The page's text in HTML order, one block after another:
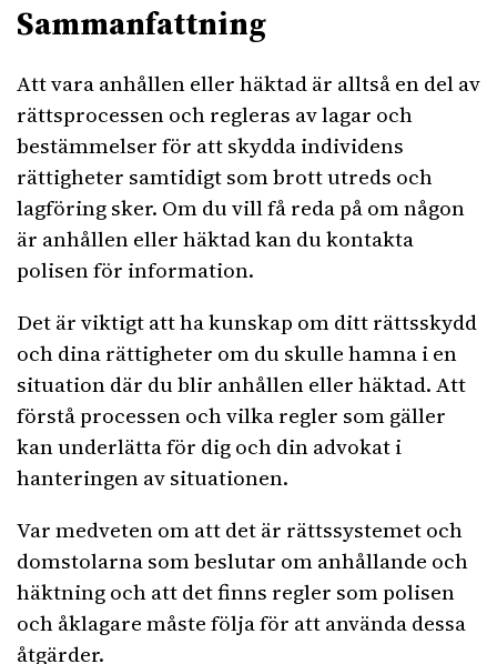
Sammanfattning
Att vara anhållen eller häktad är alltså en del av
rättsprocessen och regleras av lagar och
bestämmelser för att skydda individens
rättigheter samtidigt som brott utreds och
lagföring sker. Om du vill få reda på om någon
är anhållen eller häktad kan du kontakta
polisen för information.
Det är viktigt att ha kunskap om ditt rättsskydd
och dina rättigheter om du skulle hamna i en
situation där du blir anhållen eller häktad. Att
förstå processen och vilka regler som gäller
kan underlätta för dig och din advokat i
hanteringen av situationen.
Var medveten om att det är rättssystemet och
domstolarna som beslutar om anhållande och
häktning och att det finns regler som polisen
och åklagare måste följa för att använda dessa
åtgärder.